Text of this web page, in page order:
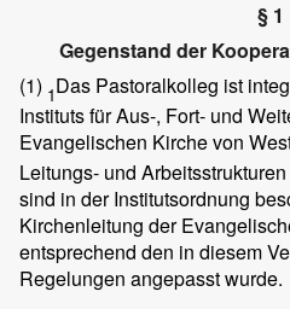
§ 1
Gegenstand der
(1) 1Das Pastoralkolleg ist
Instituts für Aus-, Fort- und
Evangelischen Kirche von
Leitungs- und
sind in der Institutsordnung
Kirchenleitung der
entsprechend den in diesem
Regelungen angepasst wurde.